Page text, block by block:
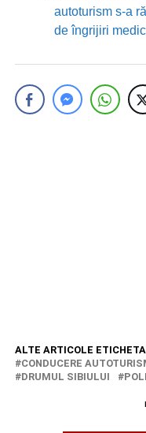
autoturism s-a
de îngrijiri
ALTE ARTICOLE
CONDUCERE
DRUMUL SIBIULUI